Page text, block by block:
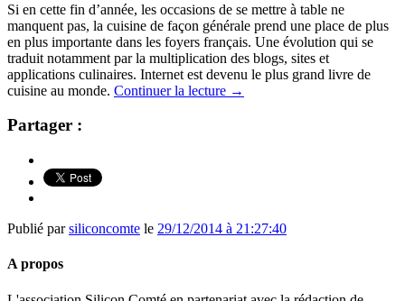
Si en cette fin d’année, les occasions de se mettre à table ne
manquent pas, la cuisine de façon générale prend une place de plus
en plus importante dans les foyers français. Une évolution qui se
traduit notamment par la multiplication des blogs, sites et
applications culinaires. Internet est devenu le plus grand livre de
cuisine au monde. Continuer la lecture →
Partager :
Publié parsiliconcomte le 29/12/2014 à 21:27:40
A propos